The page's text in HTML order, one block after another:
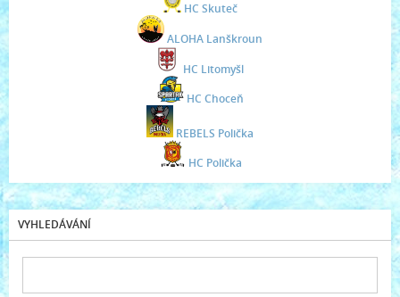
HC Skuteč
ALOHA Lanškroun
HC Litomyšl
HC Choceň
REBELS Polička
HC Polička
VYHLEDÁVÁNÍ